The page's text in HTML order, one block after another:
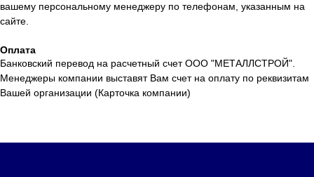
вашему персональному менеджеру по телефонам, указанным на
сайте.
Оплата
Банковский перевод на расчетный счет ООО "МЕТАЛЛСТРОЙ".
Менеджеры компании выставят Вам счет на оплату по реквизитам
Вашей организации (Карточка компании)